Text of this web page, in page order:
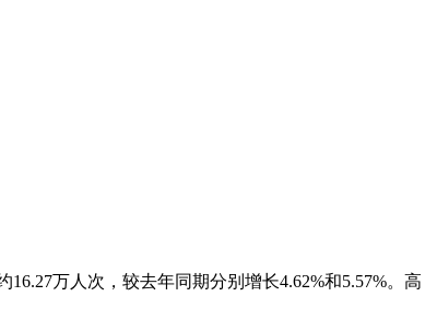
万人次，较去年同期分别增长4.62%和5.57%。高